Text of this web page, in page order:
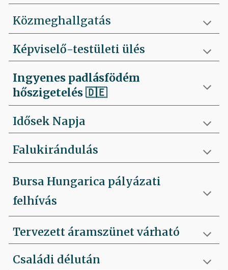
Közmeghallgatás
Képviselő-testületi ülés
Ingyenes padlásfödém
hőszigetelés🇩🇪
Idősek Napja
Falukirándulás
Bursa Hungarica pályázati
felhívás
Tervezett áramszünet várható
Családi délután